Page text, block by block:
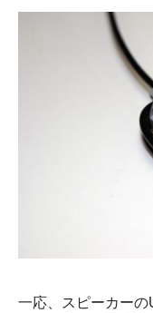
一応、スピーカー